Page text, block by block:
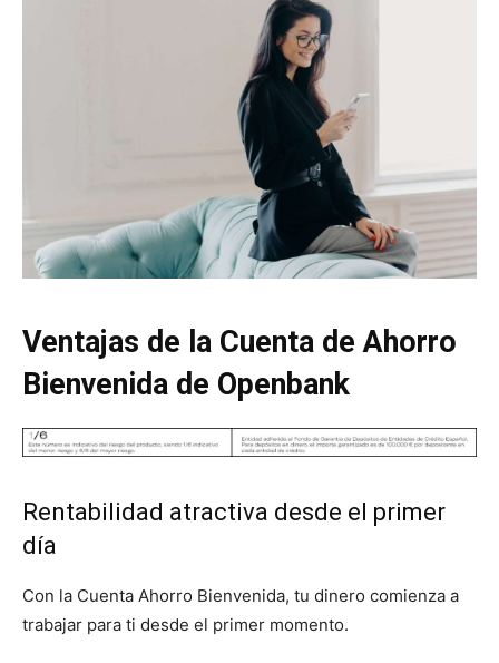
Ventajas de la Cuenta de Ahorro
Bienvenida de Openbank
Rentabilidad atractiva desde el primer
día
Con la Cuenta Ahorro Bienvenida, tu dinero comienza a
trabajar para ti desde el primer momento.